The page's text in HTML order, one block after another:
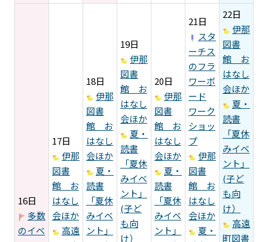
16日
多数
のイベ
17日
伊那
図書
館 お
はなし
会ほか
高遠
18日
伊那
図書
館 お
はなし
会ほか
夏・
読書
「夏休
みイベ
ント」
19日
伊那
図書
館 お
はなし
会ほか
夏・
読書
「夏休
みイベ
ント」
(子ど
も向
け）
20日
伊那
図書
館 お
はなし
会ほか
夏・
読書
「夏休
みイベ
ント」
21日
スタ
ーチス
のフラ
ワーボ
ード
ワーク
ショッ
プ
伊那
図書
館 お
はなし
会ほか
夏・
22日
伊那
図書
館 お
はなし
会ほか
夏・
読書
「夏休
みイベ
ント」
(子ど
も向
け）
高遠
町図書